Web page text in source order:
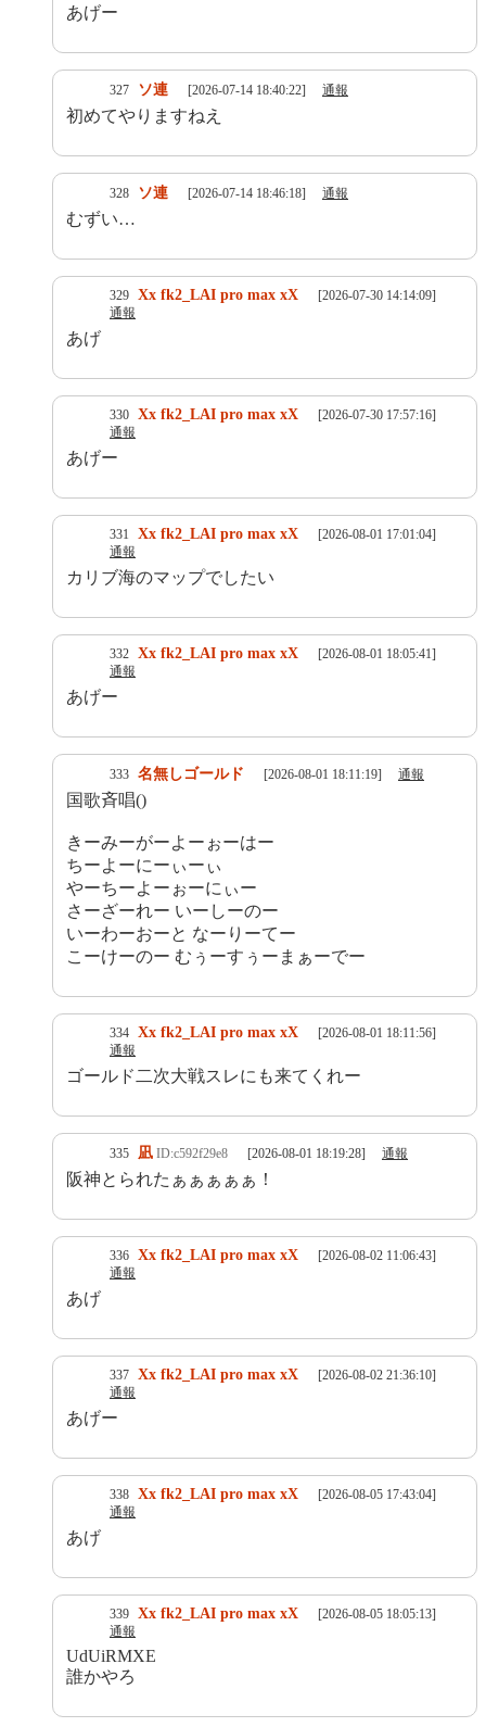
あげー
327 ソ連 [2026-07-14 18:40:22] 通報
初めてやりますねえ
328 ソ連 [2026-07-14 18:46:18] 通報
むずい…
329 Xx fk2_LAI pro max xX
[2026-07-30 14:14:09]
通報
あげ
330 Xx fk2_LAI pro max xX
[2026-07-30 17:57:16]
通報
あげー
331 Xx fk2_LAI pro max xX
[2026-08-01 17:01:04]
通報
カリブ海のマップでしたい
332 Xx fk2_LAI pro max xX
[2026-08-01 18:05:41]
通報
あげー
333 名無しゴールド [2026-08-01 18:11:19] 通報
国歌斉唱()
きーみーがーよーぉーはー
ちーよーにーぃーぃ
やーちーよーぉーにぃー
さーざーれー いーしーのー
いーわーおーと なーりーてー
こーけーのー むぅーすぅーまぁーでー
334 Xx fk2_LAI pro max xX
[2026-08-01 18:11:56]
通報
ゴールド二次大戦スレにも来てくれー
335 凪 ID:c592f29e8 [2026-08-01 18:19:28] 通報
阪神とられたぁぁぁぁぁ！
336 Xx fk2_LAI pro max xX
[2026-08-02 11:06:43]
通報
あげ
337 Xx fk2_LAI pro max xX
[2026-08-02 21:36:10]
通報
あげー
338 Xx fk2_LAI pro max xX
[2026-08-05 17:43:04]
通報
あげ
339 Xx fk2_LAI pro max xX
[2026-08-05 18:05:13]
通報
UdUiRMXE
誰かやろ